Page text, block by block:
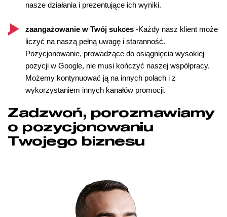
nasze działania i prezentujące ich wyniki.
zaangażowanie w Twój sukces -Każdy nasz klient może
liczyć na naszą pełną uwagę i staranność.
Pozycjonowanie, prowadzące do osiągnięcia wysokiej
pozycji w Google, nie musi kończyć naszej współpracy.
Możemy kontynuować ją na innych polach i z
wykorzystaniem innych kanałów promocji.
Zadzwoń, porozmawiamy
o pozycjonowaniu
Twojego biznesu